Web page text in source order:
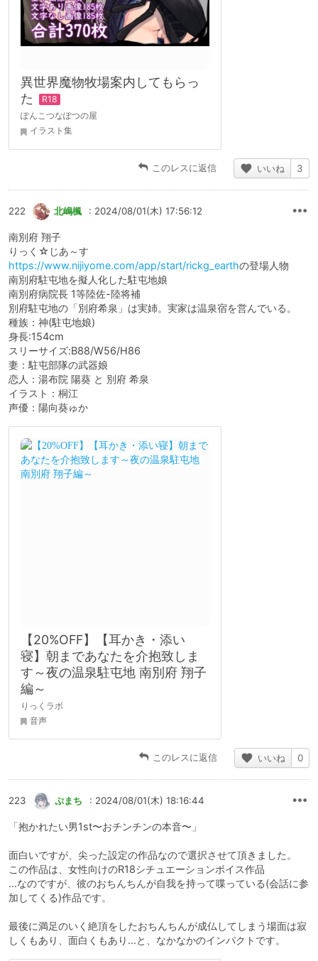
異世界魔物牧場案内してもらっ
た
ぽんこつなぽつの屋
イラスト集
このレスに返信 いいね 3
222 北嶋楓 : 2024/08/01(木) 17:56:12
南別府 翔子
りっく☆じあ～す
https://www.nijiyome.com/app/start/rickg_earthの登場人物
南別府駐屯地を擬人化した駐屯地娘
南別府病院長 1等陸佐-陸将補
別府駐屯地の「別府希泉」は実姉。実家は温泉宿を営んでいる。
種族：神(駐屯地娘)
身長:154cm
スリーサイズ:B88/W56/H86
妻：駐屯部隊の武器娘
恋人：湯布院 陽葵 と 別府 希泉
イラスト：桐江
声優：陽向葵ゅか
【20%OFF】【耳かき・添い
寝】朝まであなたを介抱致しま
す～夜の温泉駐屯地 南別府 翔子
編～
りっくラボ
音声
このレスに返信 いいね 0
223 ぷまち : 2024/08/01(木) 18:16:44
「抱かれたい男1st〜おチンチンの本音〜」
面白いですが、尖った設定の作品なので選択させて頂きました。
この作品は、女性向けのR18シチュエーションボイス作品
…なのですが、彼のおちんちんが自我を持って喋っている(会話に参
加してくる)作品です。
最後に満足のいく絶頂をしたおちんちんが成仏してしまう場面は寂
しくもあり、面白くもあり…と、なかなかのインパクトです。